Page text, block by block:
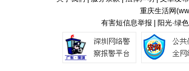
重庆生活网(
有害短信息举报 | 阳光·绿